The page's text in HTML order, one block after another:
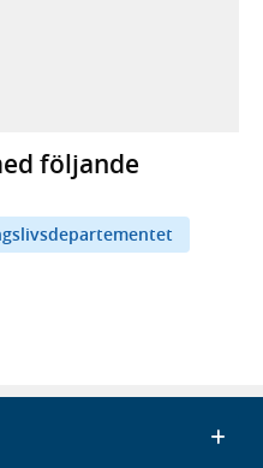
extern webbplats,
webbplats,
extern webbplats,
följande